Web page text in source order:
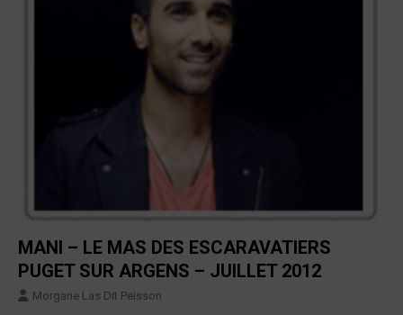
MANI – LE MAS DES ESCARAVATIERS
PUGET SUR ARGENS – JUILLET 2012
Morgane Las Dit Peisson